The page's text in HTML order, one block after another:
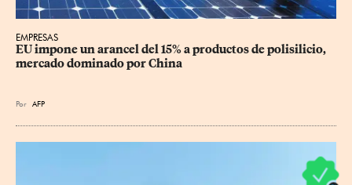
EMPRESAS
EU impone un arancel del 15% a productos de polisilicio,
mercado dominado por China
Por AFP